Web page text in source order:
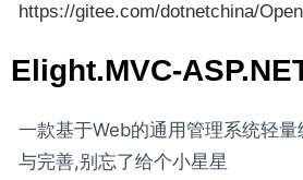
https://gitee.com/dotnetchina/
Elight.MVC-
一款基于Web的通用管理系统轻
与完善,别忘了给个小星星